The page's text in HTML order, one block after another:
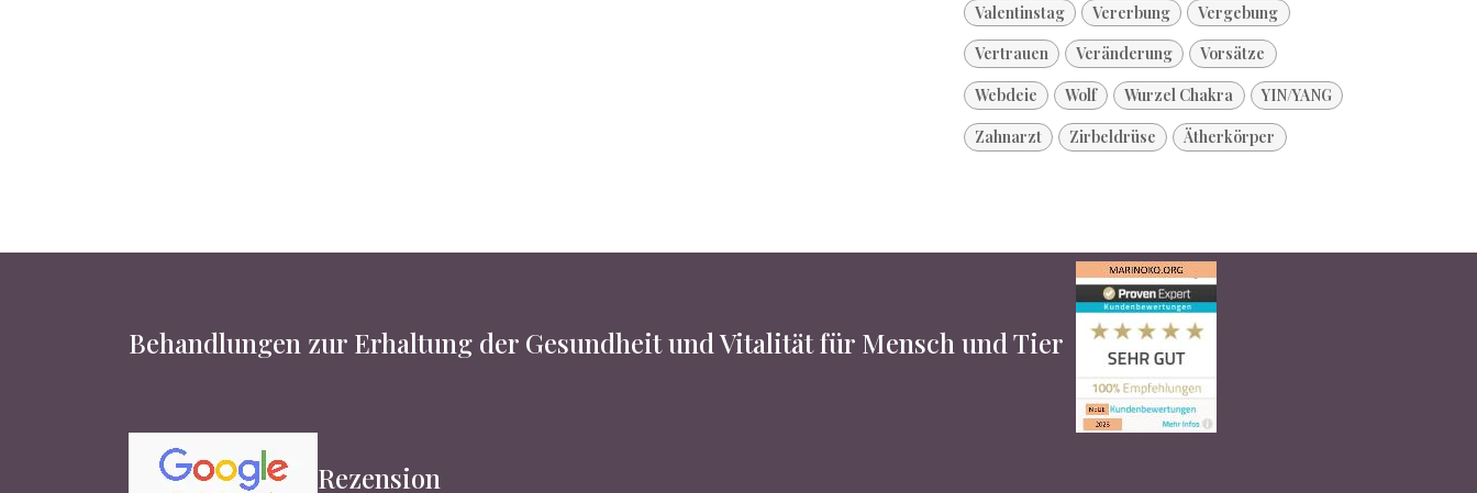
Valentinstag
Vererbung
Vergebung
Vertrauen
Veränderung
Vorsätze
Webdeie
Wolf Wurzel Chakra
YIN/YANG
Zahnarzt
Zirbeldrüse Ätherkörper
Behandlungen zur Erhaltung der Gesundheit und Vitalität für Mensch und Tier
Rezension